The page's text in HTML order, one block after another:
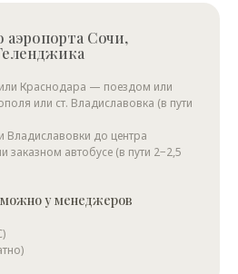
аэропорта Сочи,
Краснодара — поездом или
или ст. Владиславовка (в пути
до центра
заказном автобусе (в пути 2−2,5
у менеджеров